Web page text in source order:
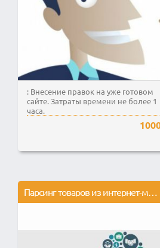
: Внесение правок на уже готовом
сайте. Затраты времени не более 1
часа.
Парсинг товаров из интернет-магазинов до 10000 товаров с фото